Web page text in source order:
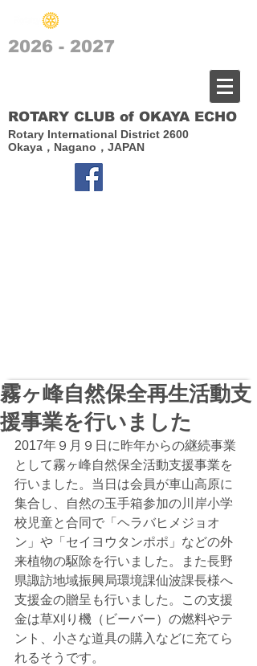
2026 - 2027
ROTARY CLUB of OKAYA ECHO
Rotary International District 2600
Okaya，Nagano，JAPAN
霧ヶ峰自然保全再生活動支
援事業を行いました
2017年９月９日に昨年からの継続事業
として霧ヶ峰自然保全活動支援事業を
行いました。当日は会員が車山高原に
集合し、自然の玉手箱参加の川岸小学
校児童と合同で「ヘラバヒメジョオ
ン」や「セイヨウタンポポ」などの外
来植物の駆除を行いました。また長野
県諏訪地域振興局環境課仙波課長様へ
支援金の贈呈も行いました。この支援
金は草刈り機（ビーバー）の燃料やテ
ント、小さな道具の購入などに充てら
れるそうです。